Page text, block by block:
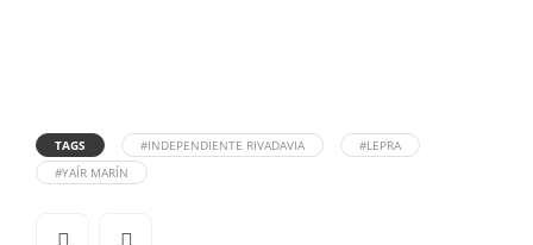
TAGS #INDEPENDIENTE RIVADAVIA
#LEPRA
#YAÍR MARÍN